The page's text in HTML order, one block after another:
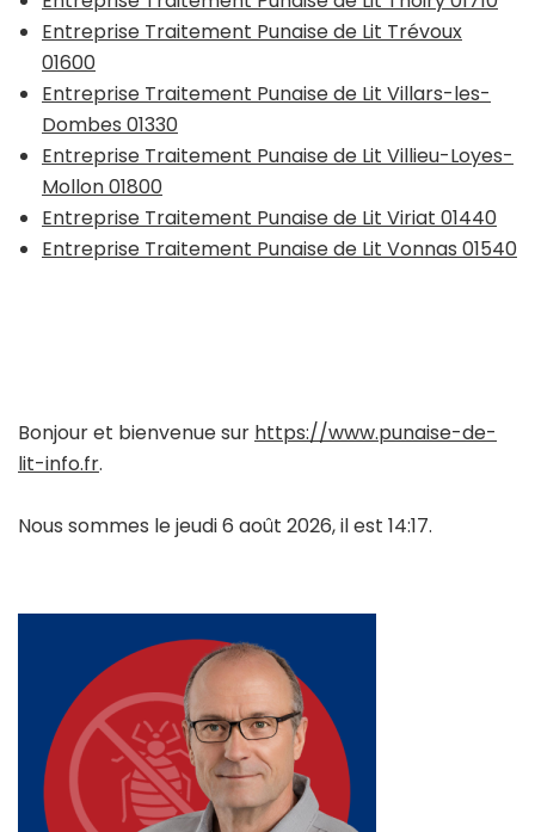
Entreprise Traitement Punaise de Lit Trévoux
01600
Entreprise Traitement Punaise de Lit Villars-les-
Dombes 01330
Entreprise Traitement Punaise de Lit Villieu-Loyes-
Mollon 01800
Entreprise Traitement Punaise de Lit Viriat 01440
Entreprise Traitement Punaise de Lit Vonnas 01540
Bonjour et bienvenue sur https://www.punaise-de-
lit-info.fr.
Nous sommes le jeudi 6 août 2026, il est 14:17.